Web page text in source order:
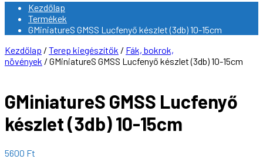
Kezdőlap
Termékek
GMiniatureS GMSS Lucfenyő készlet (3db) 10-15cm
Kezdőlap / Terep kiegészítők / Fák, bokrok,
növények / GMiniatureS GMSS Lucfenyő készlet (3db) 10-15cm
GMiniatureS GMSS Lucfenyő
készlet (3db) 10-15cm
5600 Ft